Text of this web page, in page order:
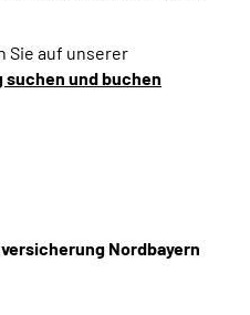
Sie auf unserer
suchen und buchen
Nordbayern